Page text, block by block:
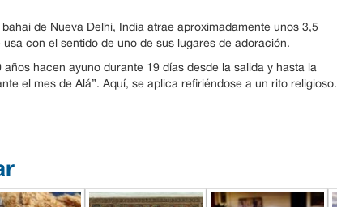
de Nueva Delhi, India atrae aproximadamente unos 3,5
con el sentido de uno de sus lugares de adoración.
hacen ayuno durante 19 días desde la salida y hasta la
el mes de Alá”. Aquí, se aplica refiriéndose a un rito religioso.